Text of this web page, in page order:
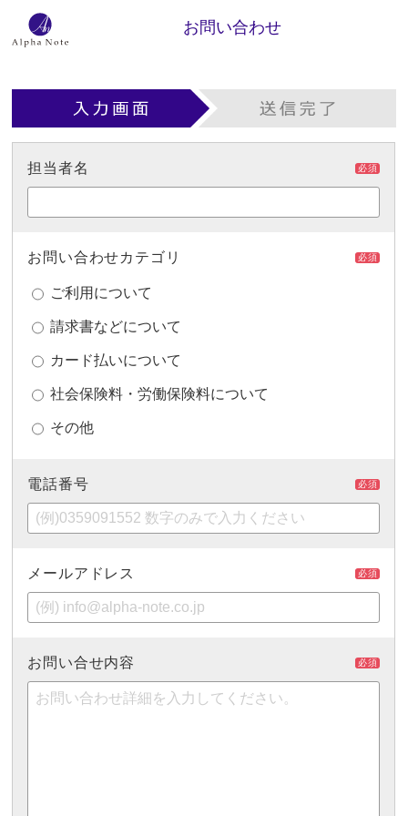
お問い合わせ
担当者名 必須
お問い合わせカテゴリ 必須
ご利用について
請求書などについて
カード払いについて
社会保険料・労働保険料について
その他
電話番号 必須
メールアドレス 必須
お問い合せ内容 必須